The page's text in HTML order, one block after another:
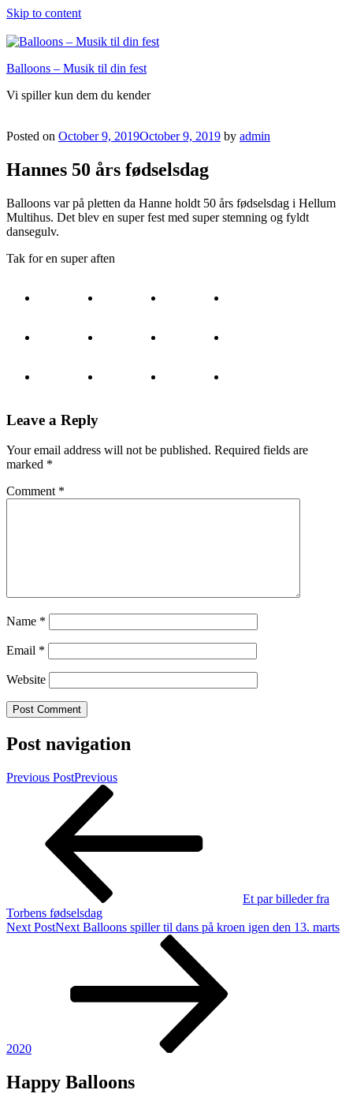
Skip to content
Balloons – Musik til din fest
Vi spiller kun dem du kender
Posted on October 9, 2019October 9, 2019 by admin
Hannes 50 års fødselsdag
Balloons var på pletten da Hanne holdt 50 års fødselsdag i Hellum
Multihus. Det blev en super fest med super stemning og fyldt
dansegulv.
Tak for en super aften
Leave a Reply
Your email address will not be published. Required fields are
marked *
Comment *
Name *
Email *
Website
Post navigation
Previous PostPrevious
Et par billeder fra
Torbens fødselsdag
Next PostNext Balloons spiller til dans på kroen igen den 13. marts
2020
Happy Balloons